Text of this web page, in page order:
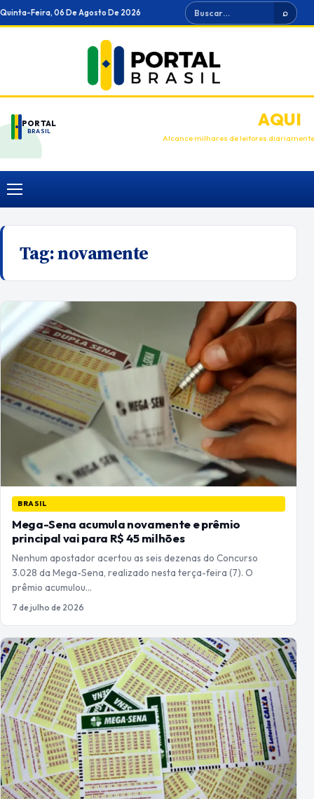
Ir
para
Quinta-Feira, 06 De Agosto De 2026 Buscar ⌕
PORTAL
BRASIL
ANUNCIEAQUI
Alcance milhares de leitores diariamente
Menu
Tag:novamente
BRASIL
Mega-Sena acumula novamente e prêmio
principal vai para R$ 45 milhões
Nenhum apostador acertou as seis dezenas do Concurso
3.028 da Mega-Sena, realizado nesta terça-feira (7). O
prêmio acumulou…
7 de julho de 2026